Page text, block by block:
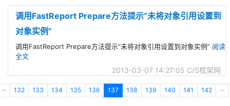
调用FastReport Prepare方法提示“未将对象引用设置到
对象实例”
调用FastReport Prepare方法提示“未将对象引用设置到对象实例” 阅读
全文
2013-03-07 14:27:05 C/S框架网
··· 132 133 134 135 136 137 138 139 140 141 142 ···